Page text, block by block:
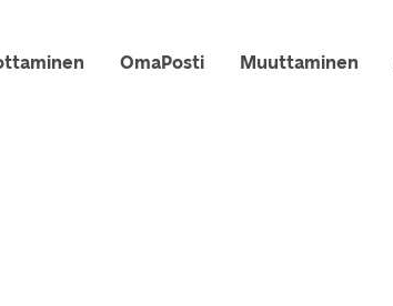
OmaPosti Muuttaminen